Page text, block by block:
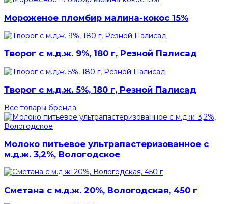
Мороженое пломбир малина-кокос 15%
Творог с м.д.ж. 9%, 180 г, Резной Палисад
Творог с м.д.ж. 5%, 180 г, Резной Палисад
Все товары бренда
Молоко питьевое ультрапастеризованное с
м.д.ж. 3,2%, Вологодское
Сметана с м.д.ж. 20%, Вологодская, 450 г